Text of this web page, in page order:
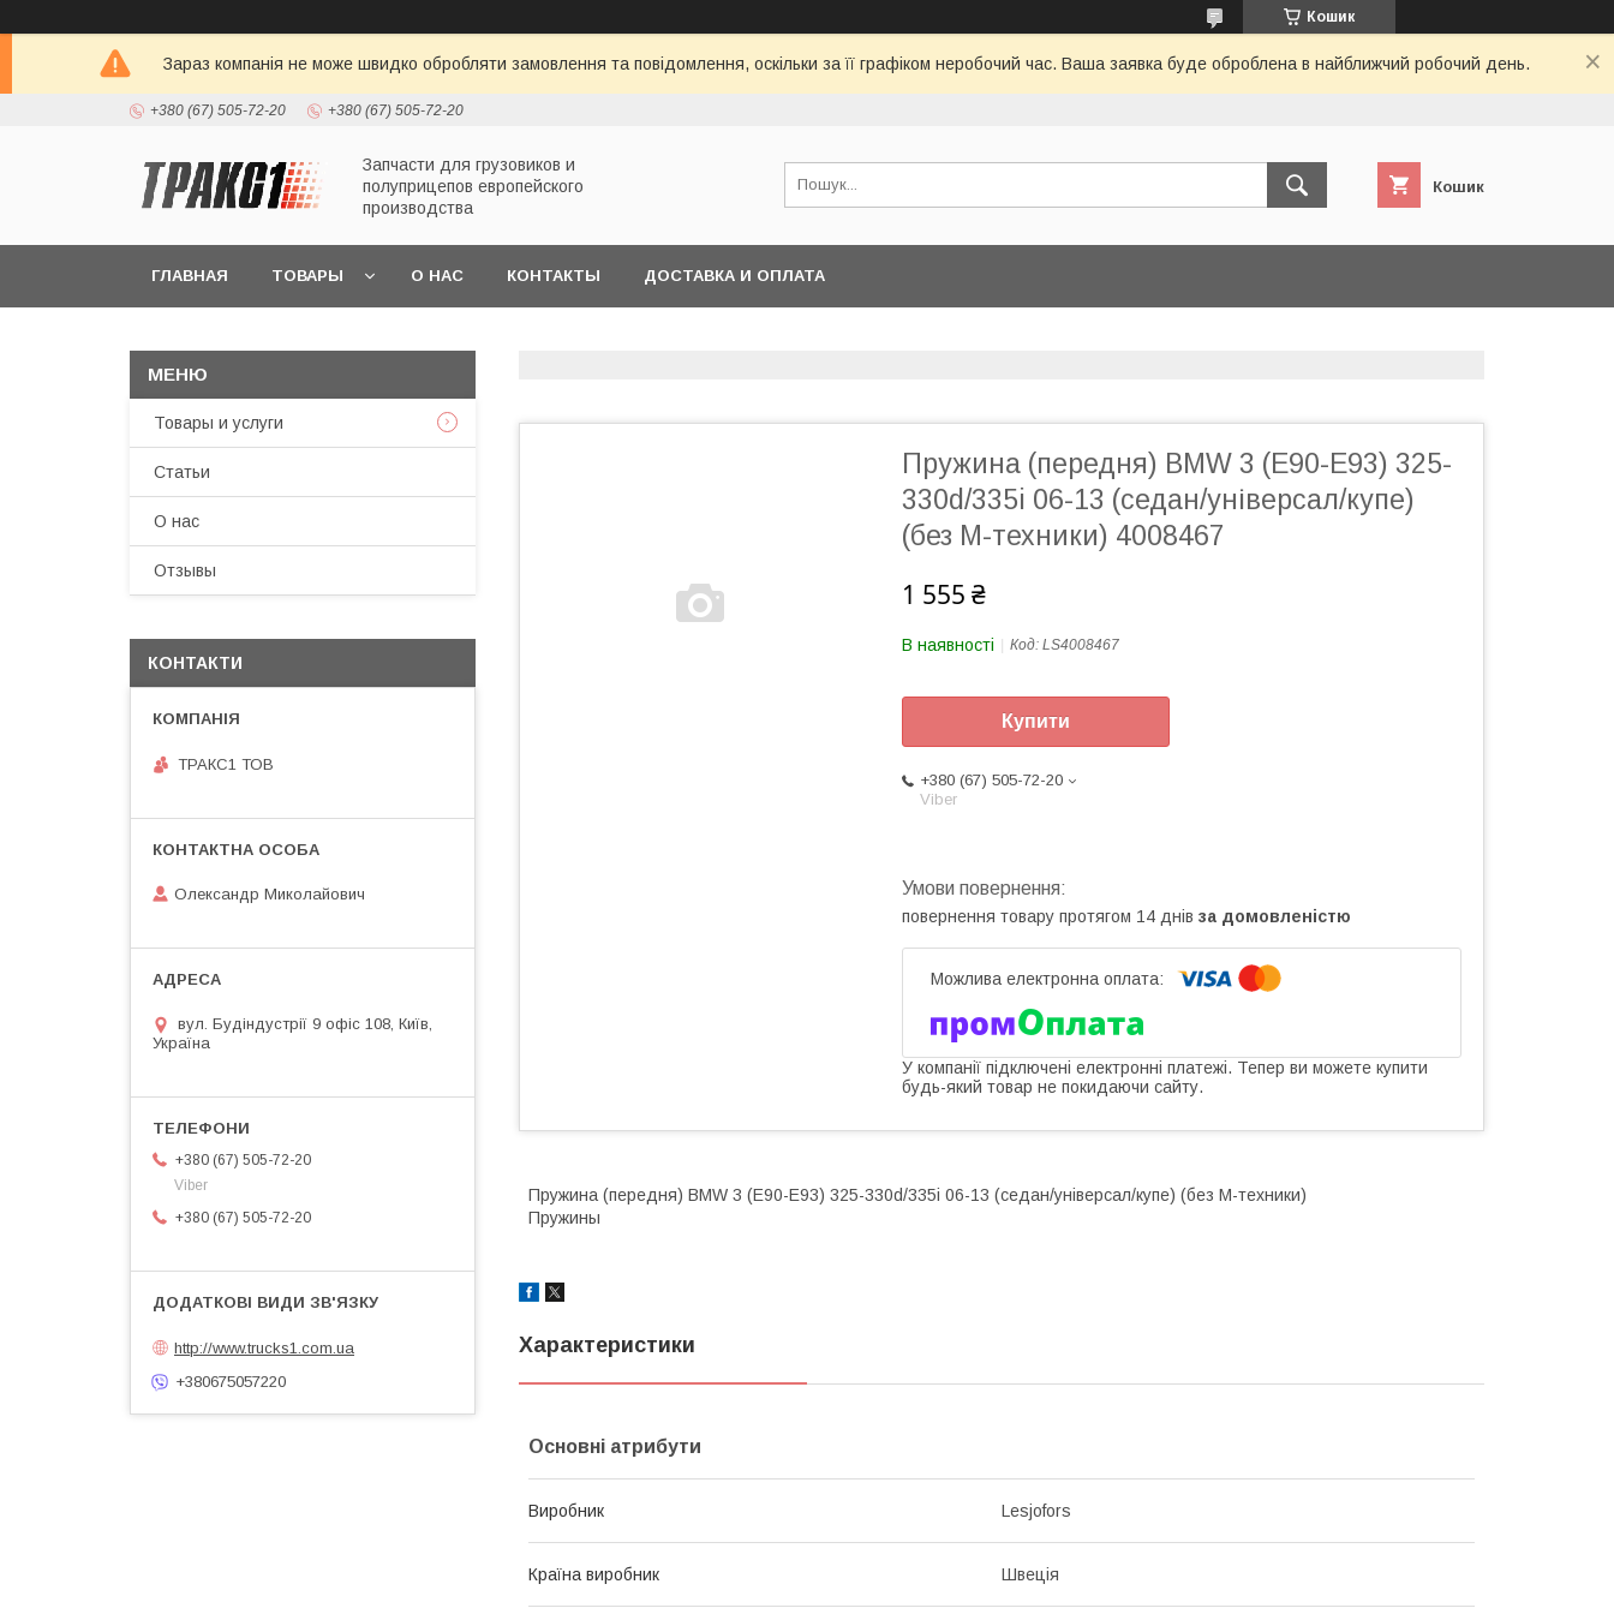
Кошик
Зараз компанія не може швидко обробляти замовлення та повідомлення, оскільки за її графіком неробочий час. Ваша заявка буде оброблена в найближчий робочий день.
+380 (67) 505-72-20 +380 (67) 505-72-20
Запчасти для грузовиков и
полуприцепов европейского
производства
Кошик
ГЛАВНАЯ ТОВАРЫ О НАС КОНТАКТЫ ДОСТАВКА И ОПЛАТА
Пружина (передня) BMW 3 (E90-E93) 325-
330d/335i 06-13 (седан/універсал/купе)
(без М-техники) 4008467
1 555 ₴
В наявності Код: LS4008467
Купити
+380 (67) 505-72-20
Viber
повернення товару протягом 14 днів за домовленістю
У компанії підключені електронні платежі. Тепер ви можете купити
будь-який товар не покидаючи сайту.
Пружина (передня) BMW 3 (E90-E93) 325-330d/335i 06-13 (седан/універсал/купе) (без М-техники)
Пружины
Характеристики
Основні атрибути
Виробник Lesjofors
Країна виробник Швеція
Товары и услуги
Статьи
О нас
Отзывы
КОНТАКТИ
ТРАКС1 ТОВ
Олександр Миколайович
вул. Будіндустрії 9 офіс 108, Київ,
Україна
+380 (67) 505-72-20
Viber
+380 (67) 505-72-20
http://www.trucks1.com.ua
+380675057220